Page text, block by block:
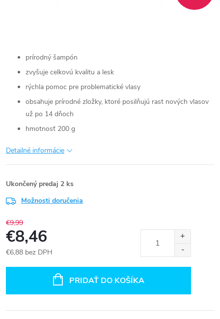
prírodný šampón
zvyšuje celkovú kvalitu a lesk
rýchla pomoc pre problematické vlasy
obsahuje prírodné zložky, ktoré posilňujú rast nových vlasov
už po 14 dňoch
hmotnosť 200 g
Detailné informácie
Ukončený predaj 2 ks
Možnosti doručenia
€9,99
€8,46
€6,88 bez DPH
PRIDAŤ DO KOŠÍKA